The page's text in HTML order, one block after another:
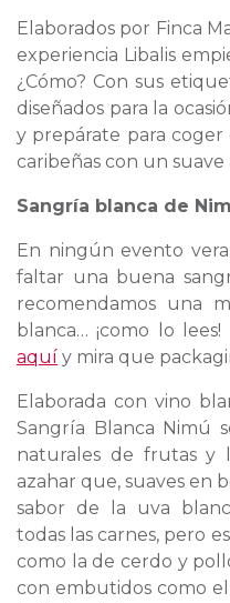
Elaborados por Finca
experiencia Libalis
¿Cómo? Con sus
diseñados para la
y prepárate para
caribeñas con un
Sangría blanca de
En ningún evento
faltar una buena
recomendamos una
blanca… ¡como lo lees!
aquí y mira que
Elaborada con vino
Sangría Blanca Nimú
naturales de frutas y
azahar que, suaves en
sabor de la uva
todas las carnes, pero
como la de cerdo y
con embutidos como